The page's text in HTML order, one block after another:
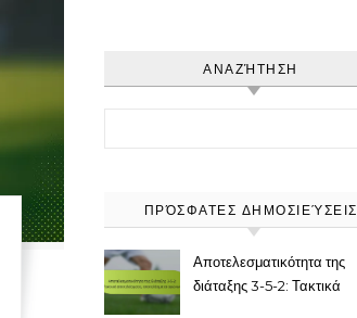
ΑΝΑΖΉΤΗΣΗ
ΠΡΌΣΦΑΤΕΣ ΔΗΜΟΣΙΕΎΣΕΙΣ
Αποτελεσματικότητα της
διάταξης 3-5-2: Τακτικά